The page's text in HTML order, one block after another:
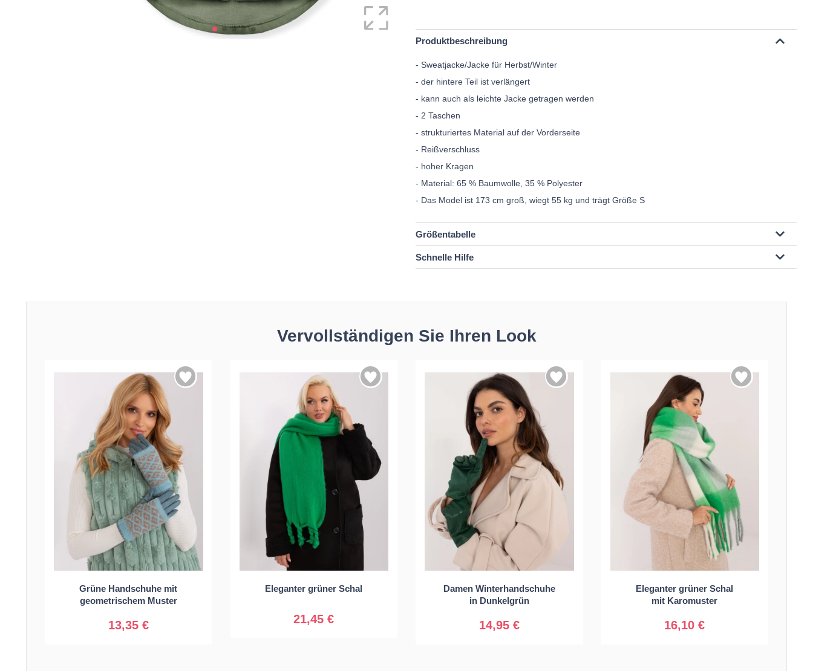
Produktbeschreibung
- Sweatjacke/Jacke für Herbst/Winter
- der hintere Teil ist verlängert
- kann auch als leichte Jacke getragen werden
- 2 Taschen
- strukturiertes Material auf der Vorderseite
- Reißverschluss
- hoher Kragen
- Material: 65 % Baumwolle, 35 % Polyester
- Das Model ist 173 cm groß, wiegt 55 kg und trägt Größe S
Größentabelle
Schnelle Hilfe
Vervollständigen Sie Ihren Look
Grüne Handschuhe mit
geometrischem Muster
13,35 €
S/M L/XL Eleganter grüner Schal
21,45 €
Universal
Damen Winterhandschuhe
in Dunkelgrün
14,95 €
S/M L/XL
Eleganter grüner Schal
mit Karomuster
16,10 €
Universal